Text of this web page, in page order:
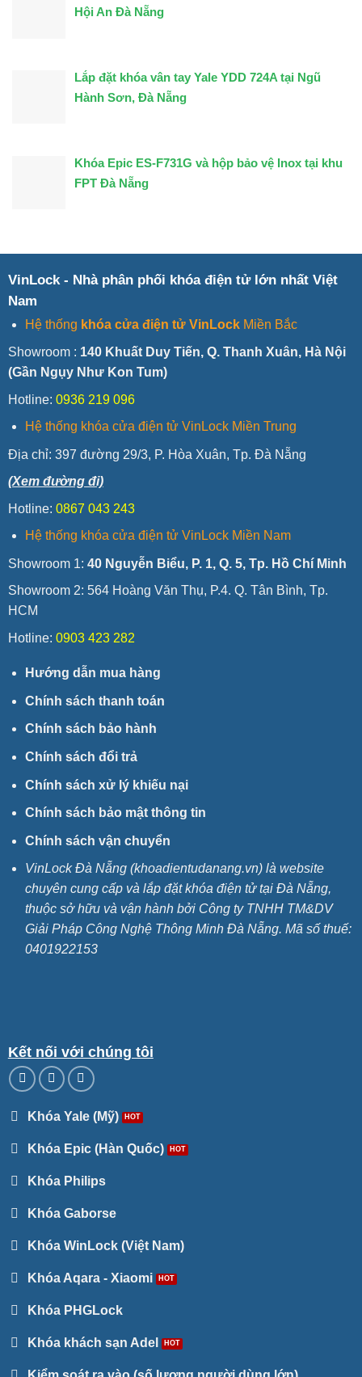
Hội An Đà Nẵng
Lắp đặt khóa vân tay Yale YDD 724A tại Ngũ
Hành Sơn, Đà Nẵng
Khóa Epic ES-F731G và hộp bảo vệ Inox tại khu
FPT Đà Nẵng
VinLock - Nhà phân phối khóa điện tử lớn nhất Việt
Nam
Hệ thống khóa cửa điện tử VinLockMiền Bắc
Showroom : 140 Khuất Duy Tiến, Q. Thanh Xuân, Hà Nội
(Gần Ngụy Như Kon Tum)
Hotline: 0936 219 096
Hệ thống khóa cửa điện tử VinLock Miền Trung
Địa chỉ: 397 đường 29/3, P. Hòa Xuân, Tp. Đà Nẵng
(Xem đường đi)
Hotline: 0867 043 243
Hệ thống khóa cửa điện tử VinLock Miền Nam
Showroom 1: 40 Nguyễn Biểu, P. 1, Q. 5, Tp. Hồ Chí Minh
Showroom 2: 564 Hoàng Văn Thụ, P.4. Q. Tân Bình, Tp.
HCM
Hotline: 0903 423 282
Hướng dẫn mua hàng
Chính sách thanh toán
Chính sách bảo hành
Chính sách đổi trả
Chính sách xử lý khiếu nại
Chính sách bảo mật thông tin
Chính sách vận chuyển
VinLock Đà Nẵng (khoadientudanang.vn) là website
chuyên cung cấp và lắp đặt khóa điện tử tại Đà Nẵng,
thuộc sở hữu và vận hành bởi Công ty TNHH TM&DV
Giải Pháp Công Nghệ Thông Minh Đà Nẵng. Mã số thuế:
0401922153
Kết nối với chúng tôi
Khóa Yale (Mỹ)
Khóa Epic (Hàn Quốc)
Khóa Philips
Khóa Gaborse
Khóa WinLock (Việt Nam)
Khóa Aqara - Xiaomi
Khóa PHGLock
Khóa khách sạn Adel